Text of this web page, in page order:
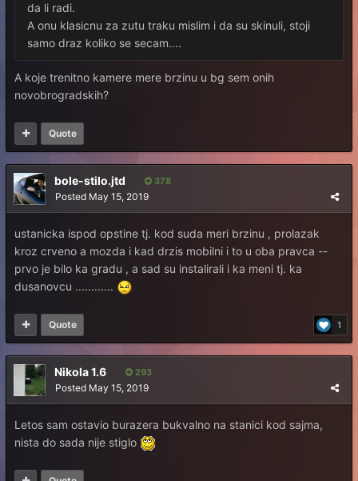
da li radi.
A onu klasicnu za zutu traku mislim i da su skinuli, stoji
samo draz koliko se secam....
A koje trenitno kamere mere brzinu u bg sem onih
novobrogradskih?
Quote
bole-stilo.jtd 378
Posted May 15, 2019
ustanicka ispod opstine tj. kod suda meri brzinu , prolazak
kroz crveno a mozda i kad drzis mobilni i to u oba pravca --
prvo je bilo ka gradu , a sad su instalirali i ka meni tj. ka
dusanovcu ............
1
Quote
Nikola 1.6 293
Posted May 15, 2019
Letos sam ostavio burazera bukvalno na stanici kod sajma,
nista do sada nije stiglo